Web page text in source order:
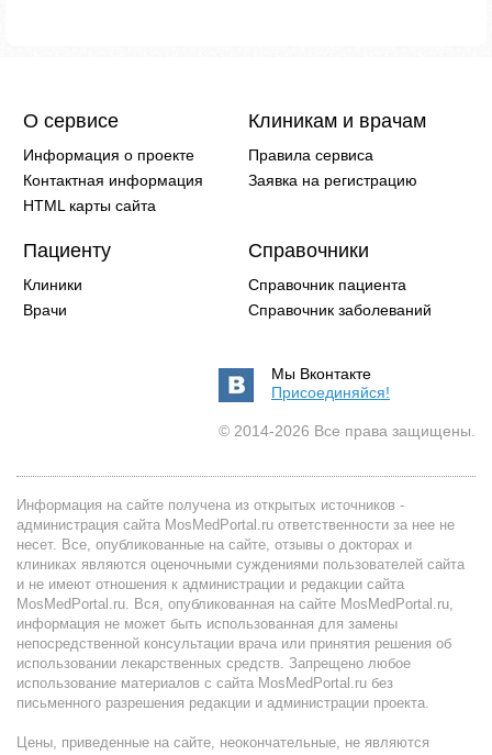
О сервисе
Информация о проекте
Контактная информация
HTML карты сайта
Клиникам и врачам
Правила сервиса
Заявка на регистрацию
Пациенту
Клиники
Врачи
Справочники
Справочник пациента
Справочник заболеваний
Мы Вконтакте
Присоединяйся!
© 2014-2026 Все права защищены.
Информация на сайте получена из открытых источников -
администрация сайта MosMedPortal.ru ответственности за нее не
несет. Все, опубликованные на сайте, отзывы о докторах и
клиниках являются оценочными суждениями пользователей сайта
и не имеют отношения к администрации и редакции сайта
MosMedPortal.ru. Вся, опубликованная на сайте MosMedPortal.ru,
информация не может быть использованная для замены
непосредственной консультации врача или принятия решения об
использовании лекарственных средств. Запрещено любое
использование материалов с сайта MosMedPortal.ru без
письменного разрешения редакции и администрации проекта.
Цены, приведенные на сайте, неокончательные, не являются